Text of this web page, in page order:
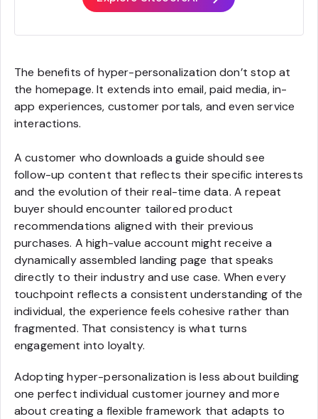
The benefits of hyper-personalization don’t stop at
the homepage. It extends into email, paid media, in-
app experiences, customer portals, and even service
interactions.
A customer who downloads a guide should see
follow-up content that reflects their specific interests
and the evolution of their real-time data. A repeat
buyer should encounter tailored product
recommendations aligned with their previous
purchases. A high-value account might receive a
dynamically assembled landing page that speaks
directly to their industry and use case. When every
touchpoint reflects a consistent understanding of the
individual, the experience feels cohesive rather than
fragmented. That consistency is what turns
engagement into loyalty.
Adopting hyper-personalization is less about building
one perfect individual customer journey and more
about creating a flexible framework that adapts to